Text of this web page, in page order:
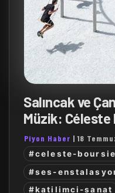
Salıncak ve
Müzik:
Piyon Haber |18
#celeste-
#ses-
#katilimci-sanat